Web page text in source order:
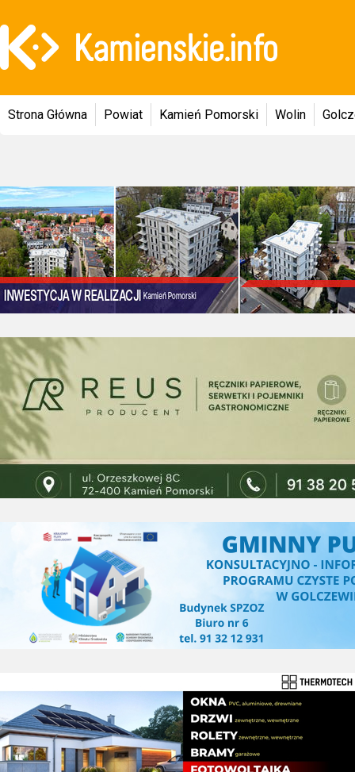
Strona Główna Powiat Kamień Pomorski Wolin